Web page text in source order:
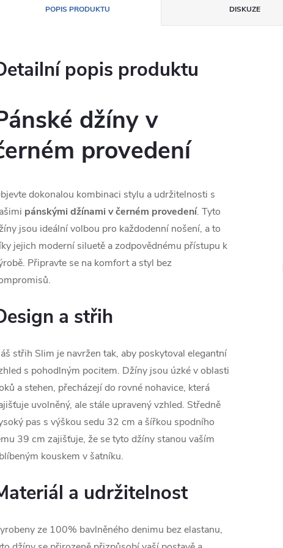
POPIS PRODUKTU DISKUZE
popis produktu
džíny v
provedení
dokonalou kombinaci stylu a udržitelnosti s
pánskými džínami v černém provedení. Tyto
jsou ideální volbou pro každodenní nošení, a to
jejich moderní siluetě a zodpovědnému přístupu k
Připravte se na komfort a styl bez
a střih
střih Slim je navržen tak, aby poskytoval elegantní
s pohodlným pocitem. Džíny jsou úzké v oblasti
a stehen, přecházejí do rovné nohavice, která
uvolněný, ale stále upravený vzhled. Středně
pas s výškou sedu 32 cm a šířkou spodního
39 cm zajišťuje, že se tyto džíny stanou vaším
kouskem v šatníku.
a udržitelnost
ze 100% bavlněného denimu bez elastanu,